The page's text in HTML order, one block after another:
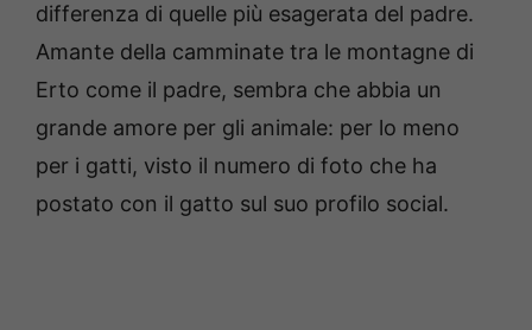
differenza di quelle più esagerata del padre.
Amante della camminate tra le montagne di
Erto come il padre, sembra che abbia un
grande amore per gli animale: per lo meno
per i gatti, visto il numero di foto che ha
postato con il gatto sul suo profilo social.